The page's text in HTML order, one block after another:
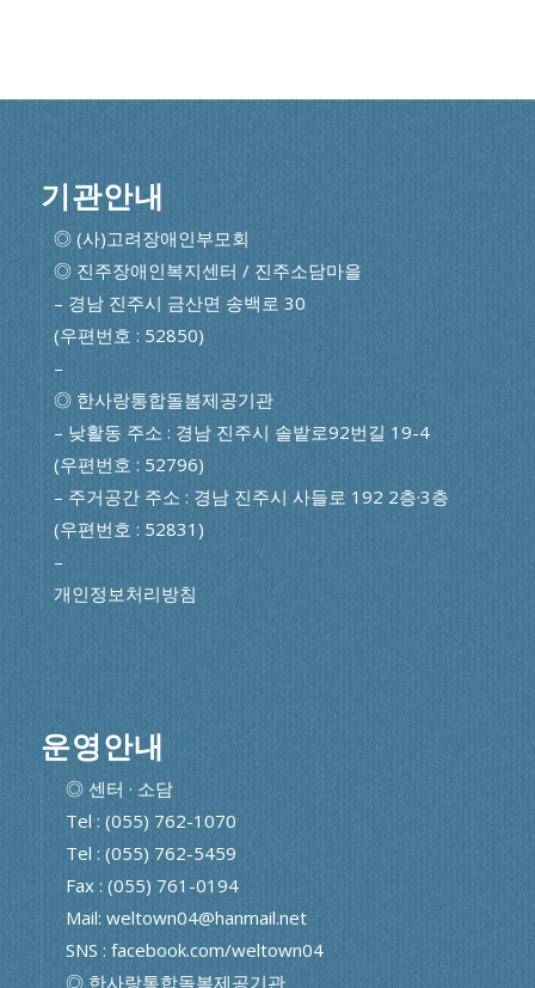
기관안내
◎ (사)고려장애인부모회
◎ 진주장애인복지센터 / 진주소담마을
– 경남 진주시 금산면 송백로 30
(우편번호 : 52850)
–
◎ 한사랑통합돌봄제공기관
– 낮활동 주소 : 경남 진주시 솔밭로92번길 19-4
(우편번호 : 52796)
– 주거공간 주소 : 경남 진주시 사들로 192 2층·3층
(우편번호 : 52831)
–
개인정보처리방침
운영안내
◎ 센터 · 소담
Tel : (055) 762-1070
Tel : (055) 762-5459
Fax : (055) 761-0194
Mail: weltown04@hanmail.net
SNS : facebook.com/weltown04
◎ 한사랑통합돌봄제공기관